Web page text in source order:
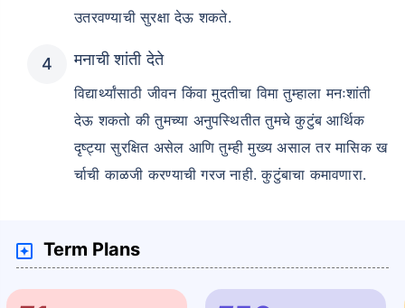
उतरवण्याची सुरक्षा देऊ शकते.
मनाची शांती देते
विद्यार्थ्यांसाठी जीवन किंवा मुदतीचा विमा तुम्हाला मनःशांती
देऊ शकतो की तुमच्या अनुपस्थितीत तुमचे कुटुंब आर्थिक
दृष्ट्या सुरक्षित असेल आणि तुम्ही मुख्य असाल तर मासिक ख
र्चाची काळजी करण्याची गरज नाही. कुटुंबाचा कमावणारा.
Term Plans